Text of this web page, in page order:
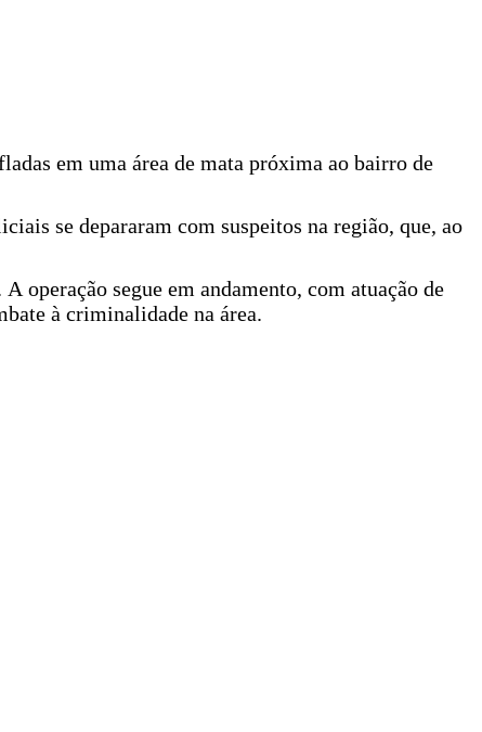
em uma área de mata próxima ao bairro de
se depararam com suspeitos na região, que, ao
operação segue em andamento, com atuação de
à criminalidade na área.